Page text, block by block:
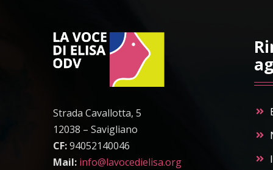
Strada Cavallotta, 5
12038 – Savigliano
CF:94052140046
Mail: info@lavocedielisa.org